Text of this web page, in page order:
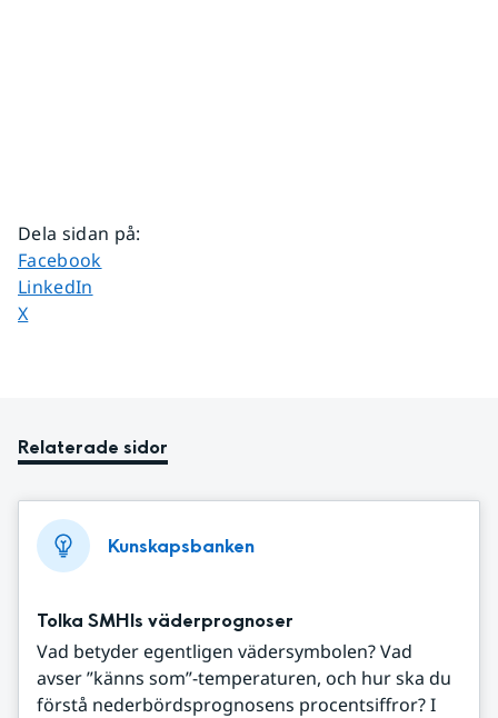
Dela sidan på:
Dela sidan på
Facebook
Dela sidan på
LinkedIn
Dela sidan på
X
Relaterade sidor
Kunskapsbanken
Tolka SMHIs väderprognoser
Vad betyder egentligen vädersymbolen? Vad
avser ”känns som”-temperaturen, och hur ska du
förstå nederbördsprognosens procentsiffror? I